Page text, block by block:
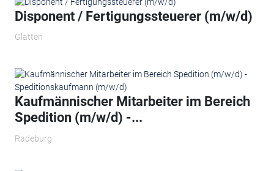
Disponent / Fertigungssteuerer (m/w/d)
Glatten
Kaufmännischer Mitarbeiter im Bereich
Spedition (m/w/d) -...
Radeburg